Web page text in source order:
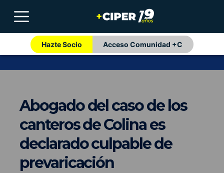
Hazte Socio Acceso Comunidad +C
Abogado del caso de los
canteros de Colina es
declarado culpable de
prevaricación